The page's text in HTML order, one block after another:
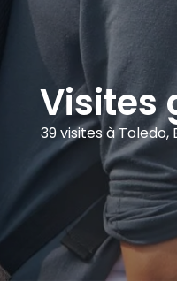
Visites
39 visites à